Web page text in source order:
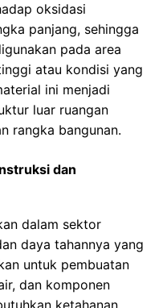
oksidasi
panjang, sehingga
pada area
atau kondisi yang
ini menjadi
luar ruangan
rangka bangunan.
dan
dalam sektor
daya tahannya yang
untuk pembuatan
dan komponen